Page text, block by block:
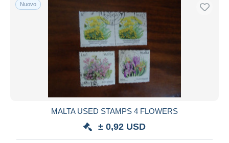
Nuovo
MALTA USED STAMPS 4 FLOWERS
± 0,92 USD